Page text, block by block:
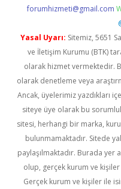
forumhizmeti@gmail.com
Yasal Uyarı: Sitemiz, 5651
ve İletişim Kurumu (BTK)
olarak hizmet vermektedir.
olarak denetleme veya
Ancak, üyelerimiz yazdıkları
siteye üye olarak bu
sitesi, herhangi bir marka,
bulunmamaktadır. Sitede
paylaşılmaktadır. Burada yer
olup, gerçek kurum ve kişiler
Gerçek kurum ve kişiler ile